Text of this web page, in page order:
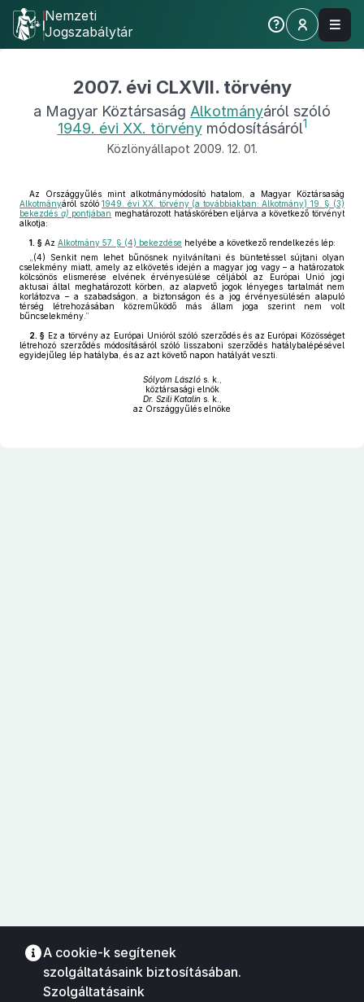
Nemzeti
Jogszabálytár
2007. évi CLXVII. törvény
a Magyar Köztársaság Alkotmányáról szóló
1949. évi XX. törvénymódosításáról1
Közlönyállapot 2009. 12. 01.
Az Országgyűlés mint alkotmánymódosító hatalom, a Magyar Köztársaság
Alkotmányáról szóló1949. évi XX. törvény (a továbbiakban: Alkotmány) 19. § (3)
bekezdés a) pontjában meghatározott hatáskörében eljárva a következő törvényt
alkotja:
1. § Az Alkotmány 57. § (4) bekezdése helyébe a következő rendelkezés lép:
„(4) Senkit nem lehet bűnösnek nyilvánítani és büntetéssel sújtani olyan
cselekmény miatt, amely az elkövetés idején a magyar jog vagy – a határozatok
kölcsönös elismerése elvének érvényesülése céljából az Európai Unió jogi
aktusai által meghatározott körben, az alapvető jogok lényeges tartalmát nem
korlátozva – a szabadságon, a biztonságon és a jog érvényesülésén alapuló
térség létrehozásában közreműködő más állam joga szerint nem volt
bűncselekmény.”
2. § Ez a törvény az Európai Unióról szóló szerződés és az Európai Közösséget
létrehozó szerződés módosításáról szóló lisszaboni szerződés hatálybalépésével
egyidejűleg lép hatályba, és az azt követő napon hatályát veszti.
Sólyom Lászlós. k.,
köztársasági elnök
Dr. Szili Katalins. k.,
az Országgyűlés elnöke
A cookie-k segítenek
szolgáltatásaink biztosításában.
Szolgáltatásaink